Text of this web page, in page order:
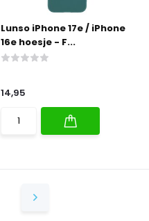
Lunso iPhone 17e / iPhone
16e hoesje - F...
14,95